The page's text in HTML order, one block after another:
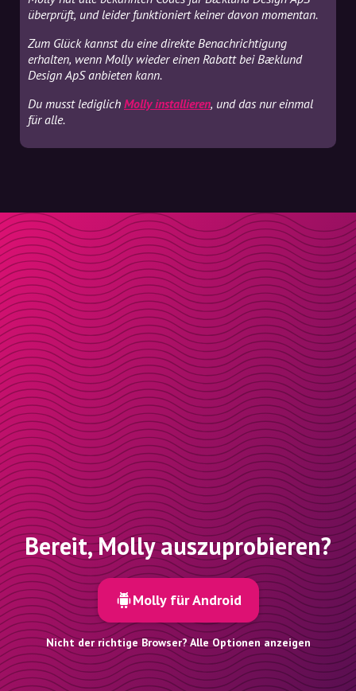
überprüft, und leider funktioniert keiner davon momentan.
Zum Glück kannst du eine direkte Benachrichtigung
erhalten, wenn Molly wieder einen Rabatt bei Bæklund
Design ApS anbieten kann.
Du musst lediglich Molly installieren, und das nur einmal
für alle.
Bereit, Molly auszuprobieren?
Molly für Android
Nicht der richtige Browser? Alle Optionen anzeigen